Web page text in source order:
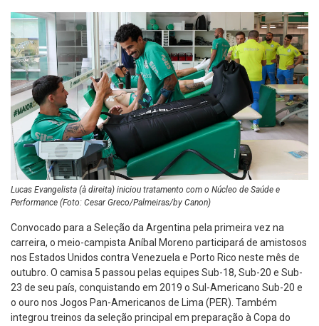
Lucas Evangelista (à direita) iniciou tratamento com o Núcleo de Saúde e
Performance (Foto: Cesar Greco/Palmeiras/by Canon)
Convocado para a Seleção da Argentina pela primeira vez na
carreira, o meio-campista Aníbal Moreno participará de amistosos
nos Estados Unidos contra Venezuela e Porto Rico neste mês de
outubro. O camisa 5 passou pelas equipes Sub-18, Sub-20 e Sub-
23 de seu país, conquistando em 2019 o Sul-Americano Sub-20 e
o ouro nos Jogos Pan-Americanos de Lima (PER). Também
integrou treinos da seleção principal em preparação à Copa do